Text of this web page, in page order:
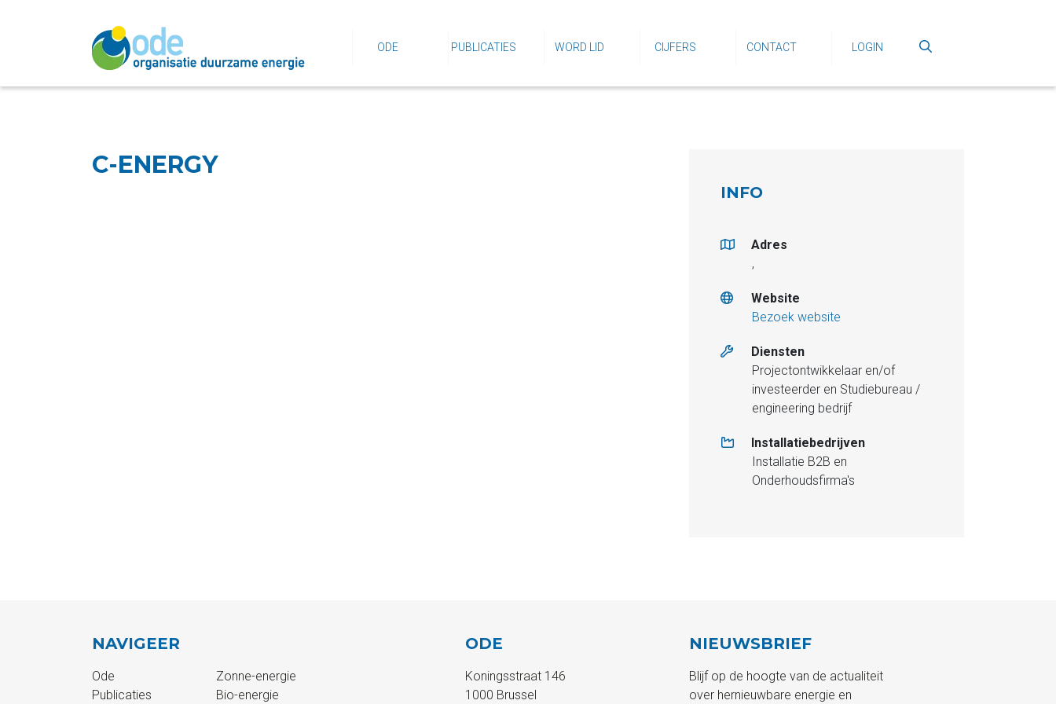
ODE PUBLICATIES WORD LID CIJFERS CONTACT LOGIN
C-ENERGY
INFO
Adres
,
Website
Bezoek website
Diensten
Projectontwikkelaar en/of
investeerder en Studiebureau /
engineering bedrijf
Installatiebedrijven
Installatie B2B en
Onderhoudsfirma's
NAVIGEER
Ode
Publicaties
Zonne-energie
Bio-energie
ODE
Koningsstraat 146
1000 Brussel
NIEUWSBRIEF
Blijf op de hoogte van de actualiteit
over hernieuwbare energie en